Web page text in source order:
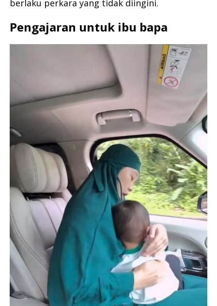
berlaku perkara yang tidak diingini.
Pengajaran untuk ibu bapa